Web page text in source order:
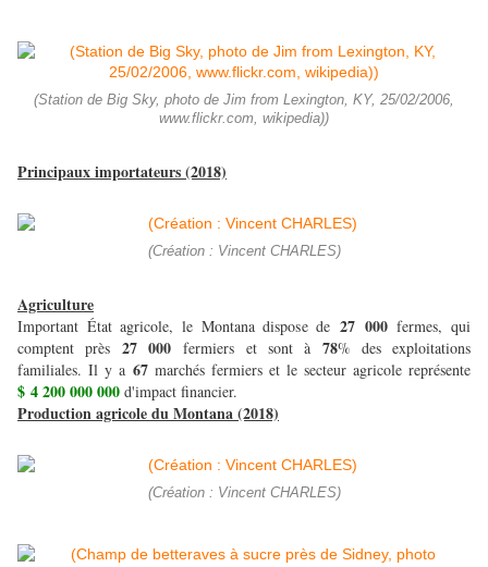
(Station de Big Sky, photo de Jim from Lexington, KY, 25/02/2006,
www.flickr.com, wikipedia))
Principaux importateurs (2018)
(Création : Vincent CHARLES)
Agriculture
Important État agricole, le Montana dispose de 27 000fermes, qui
comptent près27 000fermiers et sont à 78% des exploitations
familiales. Il y a 67 marchés fermiers et le secteur agricole représente
$ 4 200 000 000 d'impact financier.
Production agricole du Montana (2018)
(Création : Vincent CHARLES)